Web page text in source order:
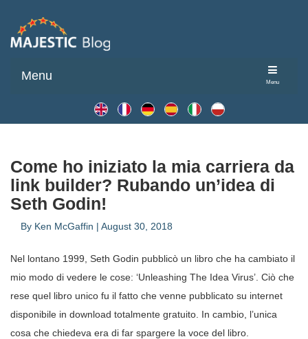
Menu
Menu
Come ho iniziato la mia carriera da
link builder? Rubando un’idea di
Seth Godin!
By Ken McGaffin | August 30, 2018
Nel lontano 1999, Seth Godin pubblicò un libro che ha cambiato il
mio modo di vedere le cose: ‘Unleashing The Idea Virus’. Ciò che
rese quel libro unico fu il fatto che venne pubblicato su internet
disponibile in download totalmente gratuito. In cambio, l’unica
cosa che chiedeva era di far spargere la voce del libro.